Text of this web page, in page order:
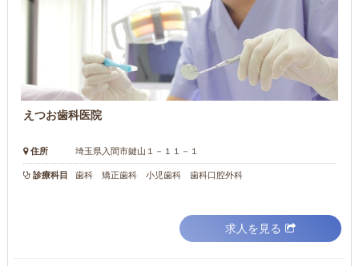
えつお歯科医院
住所 埼玉県入間市鍵山１－１１－１
診療科目 歯科 矯正歯科 小児歯科 歯科口腔外科
求人を見る